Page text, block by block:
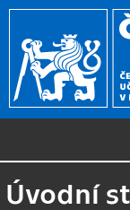
Úvodní